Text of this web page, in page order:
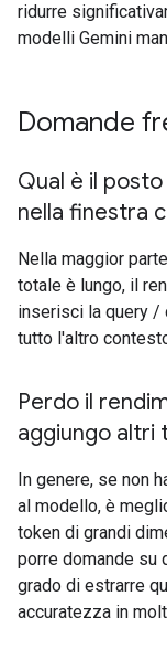
ridurre
modelli Gemini
Domande
Qual è il
nella finestra
Nella maggior
totale è lungo, il
inserisci la query /
tutto l'altro
Perdo il
aggiungo altri
In genere, se non
al modello, è
token di grandi
porre domande su
grado di estrarre
accuratezza in